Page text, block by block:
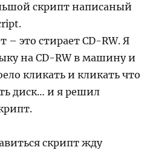
скрипт написаный
– это стирает CD-RW. Я
на CD-RW в машину и
кликать и кликать что
диск… и я решил
скрипт жду